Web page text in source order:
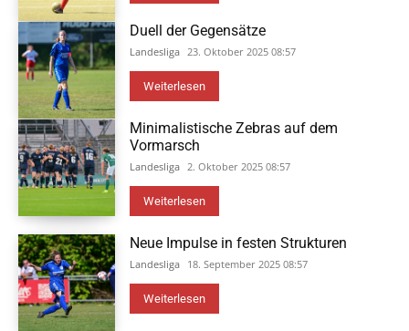
Duell der Gegensätze
Landesliga 23. Oktober 2025 08:57
Weiterlesen
Minimalistische Zebras auf dem
Vormarsch
Landesliga 2. Oktober 2025 08:57
Weiterlesen
Neue Impulse in festen Strukturen
Landesliga 18. September 2025 08:57
Weiterlesen